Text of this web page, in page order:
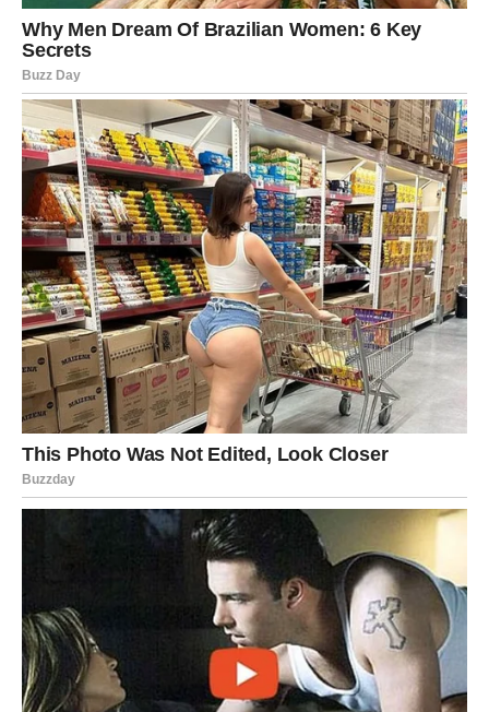
misteriozna.
Strelac – Muškarac slobodnog
duha
Muškarac Strelac je optimističan, avanturistički nastrojen
i uvek spreman za nova iskustva. On voli slobodu,
putovanja i istraživanje sveta.
U ljubavi traži partnerku koja deli njegovu želju za
životom punim uzbuđenja i novih iskustava.
Strelac je muškarac koji voli iskrenost i spontanu
energiju.
Jarac – Muškarac koji gradi
budućnost
Muškarac Jarac je ozbiljan, ambiciozan i veoma
odgovoran. On je osoba koja ima jasne ciljeve i koja je
spremna da radi tesko kako bi ih ostvarila.
U ljubavi je veran i posvećen, ali ponekad spor u